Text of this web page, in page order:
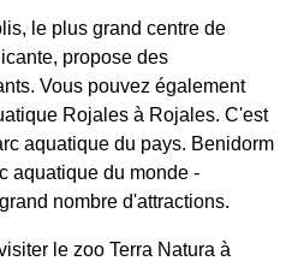
le plus grand centre de
propose des
Vous pouvez également
Rojales à Rojales. C'est
aquatique du pays. Benidorm
aquatique du monde -
nombre d'attractions.
le zoo Terra Natura à